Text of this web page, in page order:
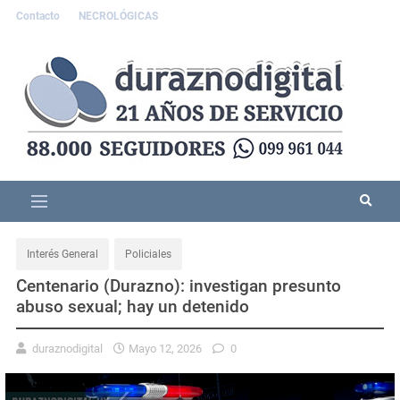
Contacto NECROLÓGICAS
Interés General Policiales
Centenario (Durazno): investigan presunto
abuso sexual; hay un detenido
duraznodigital Mayo 12, 2026 0